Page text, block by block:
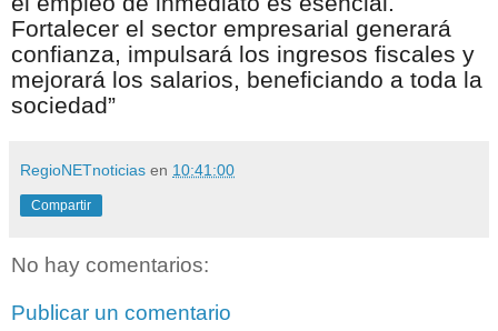
Fortalecer el sector empresarial generará
confianza, impulsará los ingresos fiscales y
mejorará los salarios, beneficiando a toda la
sociedad”
RegioNETnoticias en 10:41:00
Compartir
No hay comentarios:
Publicar un comentario